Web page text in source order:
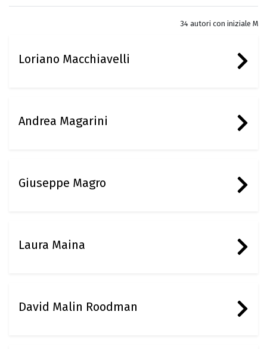
34 autori con iniziale M
Loriano Macchiavelli
Andrea Magarini
Giuseppe Magro
Laura Maina
David Malin Roodman